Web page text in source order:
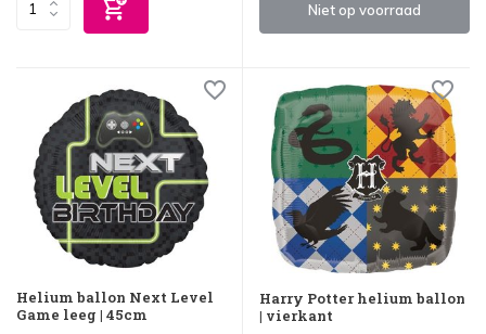
Niet op voorraad
Helium ballon Next Level
Game leeg | 45cm
Harry Potter helium ballon
| vierkant